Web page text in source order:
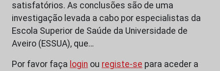
satisfatórios. As conclusões são de uma
investigação levada a cabo por especialistas da
Escola Superior de Saúde da Universidade de
Aveiro (ESSUA), que…
Por favor faça login ou registe-se para aceder a